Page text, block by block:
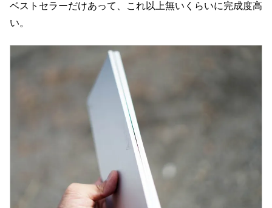
ベストセラーだけあって、これ以上無いくらいに完成度高
い。